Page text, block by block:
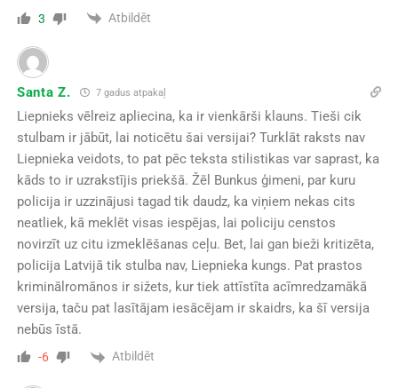
3 Atbildēt
Santa Z. 7 gadus atpakaļ
Liepnieks vēlreiz apliecina, ka ir vienkārši klauns. Tieši cik
stulbam ir jābūt, lai noticētu šai versijai? Turklāt raksts nav
Liepnieka veidots, to pat pēc teksta stilistikas var saprast, ka
kāds to ir uzrakstījis priekšā. Žēl Bunkus ģimeni, par kuru
policija ir uzzinājusi tagad tik daudz, ka viņiem nekas cits
neatliek, kā meklēt visas iespējas, lai policiju censtos
novirzīt uz citu izmeklēšanas ceļu. Bet, lai gan bieži kritizēta,
policija Latvijā tik stulba nav, Liepnieka kungs. Pat prastos
kriminālromānos ir sižets, kur tiek attīstīta acīmredzamākā
versija, taču pat lasītājam iesācējam ir skaidrs, ka šī versija
nebūs īstā.
-6 Atbildēt